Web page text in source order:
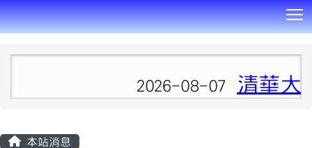
2026-08-07 清華大
本站消息